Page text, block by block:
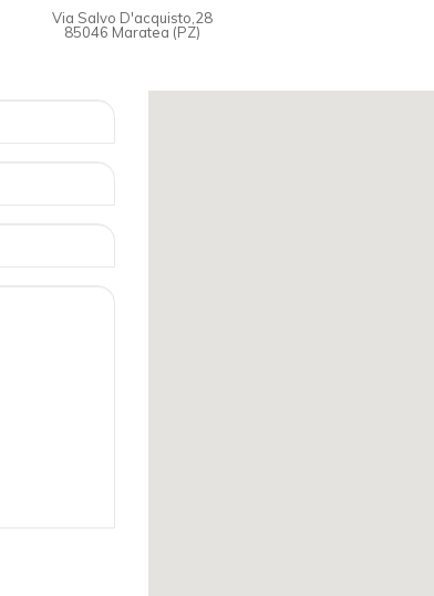
Via Salvo D'acquisto,28
85046 Maratea (PZ)